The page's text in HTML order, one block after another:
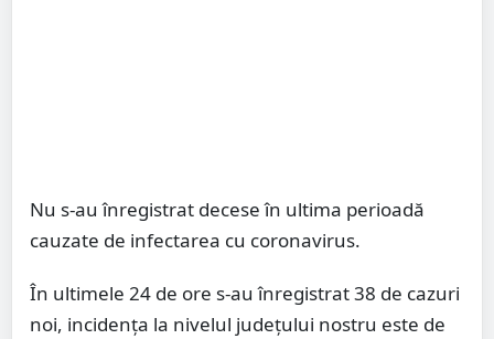
Nu s-au înregistrat decese în ultima perioadă
cauzate de infectarea cu coronavirus.
În ultimele 24 de ore s-au înregistrat 38 de cazuri
noi, incidența la nivelul județului nostru este de